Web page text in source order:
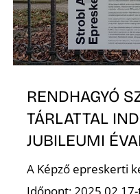
RENDHAGYÓ
TÁRLATTAL
JUBILEUMI
A Képző epreskerti
Időpont: